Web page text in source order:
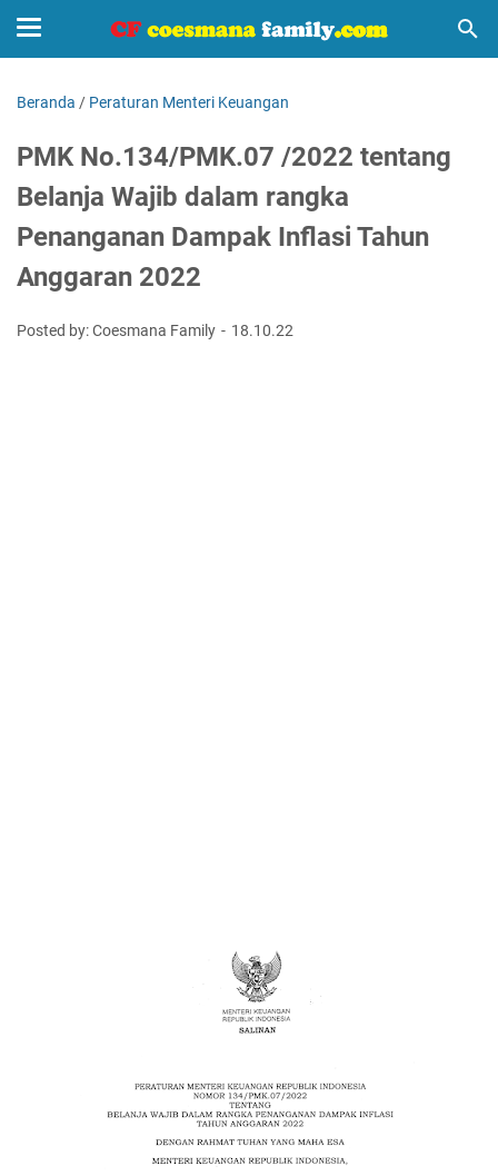
Beranda / Peraturan Menteri Keuangan
PMK No.134/PMK.07 /2022 tentang
Belanja Wajib dalam rangka
Penanganan Dampak Inflasi Tahun
Anggaran 2022
Posted by: Coesmana Family 18.10.22